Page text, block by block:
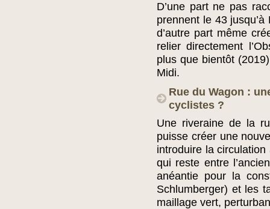
D’une part ne pas
prennent le 43
d’autre part même
relier directement
plus que bientôt
Midi.
Rue du Wagon :
cyclistes ?
Une riveraine de la
puisse créer une
introduire la
qui reste entre
anéantie pour la
Schlumberger) et les
maillage vert,